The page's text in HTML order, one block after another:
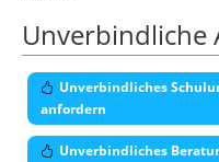
Unverbindliche
Unverbindliches
anfordern
Unverbindliches